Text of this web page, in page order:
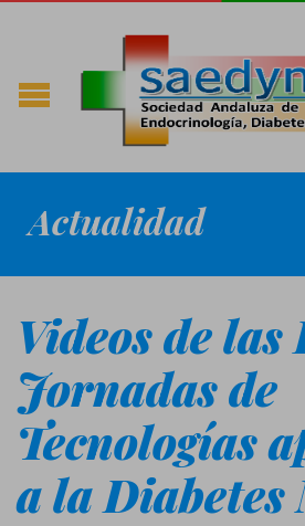
Actualidad
Videos de
Jornadas de
Tecnologías
a la